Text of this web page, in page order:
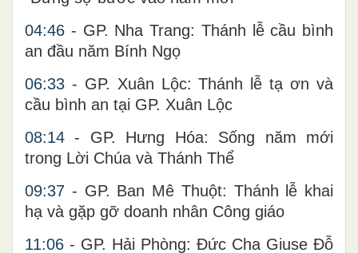
04:46 - GP. Nha Trang: Thánh lễ cầu bình
an đầu năm Bính Ngọ
06:33 - GP. Xuân Lộc: Thánh lễ tạ ơn và
cầu bình an tại GP. Xuân Lộc
08:14 - GP. Hưng Hóa: Sống năm mới
trong Lời Chúa và Thánh Thể
09:37 - GP. Ban Mê Thuột: Thánh lễ khai
hạ và gặp gỡ doanh nhân Công giáo
11:06 - GP. Hải Phòng: Đức Cha Giuse Đỗ